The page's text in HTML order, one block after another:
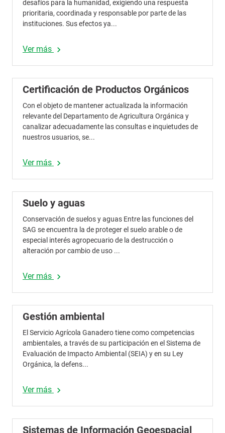
desafíos para la humanidad, exigiendo una respuesta
prioritaria, coordinada y responsable por parte de las
instituciones. Sus efectos ya...
Ver más chevron_right
Certificación de Productos Orgánicos
Con el objeto de mantener actualizada la información
relevante del Departamento de Agricultura Orgánica y
canalizar adecuadamente las consultas e inquietudes de
nuestros usuarios, se...
Ver más chevron_right
Suelo y aguas
Conservación de suelos y aguas Entre las funciones del
SAG se encuentra la de proteger el suelo arable o de
especial interés agropecuario de la destrucción o
alteración por cambio de uso ...
Ver más chevron_right
Gestión ambiental
El Servicio Agrícola Ganadero tiene como competencias
ambientales, a través de su participación en el Sistema de
Evaluación de Impacto Ambiental (SEIA) y en su Ley
Orgánica, la defens...
Ver más chevron_right
Sistemas de Información Geoespacial